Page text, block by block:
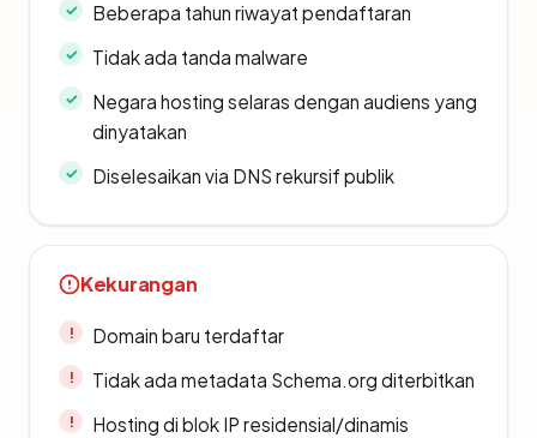
Beberapa tahun riwayat pendaftaran
Tidak ada tanda malware
Negara hosting selaras dengan audiens yang
dinyatakan
Diselesaikan via DNS rekursif publik
Kekurangan
Domain baru terdaftar
Tidak ada metadata Schema.org diterbitkan
Hosting di blok IP residensial/dinamis